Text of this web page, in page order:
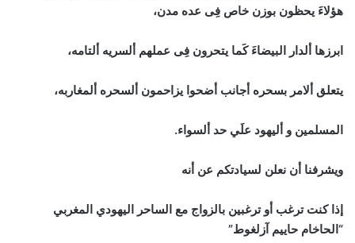
هؤلاءَ يحظون بوزن خاص فِى عده مدن،
ابرزها ألدار البيضاءَ كَما يتحرون فِى عملهم ألسريه ألتامه،
يتعلق ألامر بسحره أجانب أضحوا يزاحمون ألسحره ألمغاربه،
المسلمين و أليهود علَي حد ألسواء.
ويشرفنا أن نعلن لسيادتكم عن أنه
إذا كنت ترغب أو ترغبين بالزواج مع الساحر اليهودي المغربي
“الحاخام حاييم آزلغوط”